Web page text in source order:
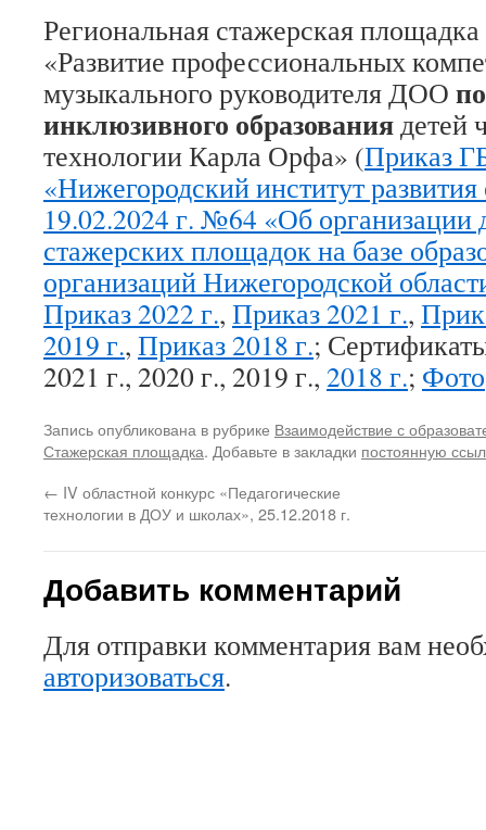
Региональная стажерская
«Развитие профессиональных
музыкального руководителя ДОО
инклюзивного образованиядетей
технологии Карла Орфа» (Приказ
«Нижегородский институт развития
19.02.2024 г. №64 «Об организации
стажерских площадок на базе
организаций Нижегородской
Приказ 2022 г., Приказ 2021 г.,
2019 г., Приказ 2018 г.;
2021 г., 2020 г., 2019 г., 2018 г.;
Запись опубликована в рубрике Взаимодействие с
Стажерская площадка. Добавьте в закладки постоянную
← IV областной конкурс «Педагогические
технологии в ДОУ и школах», 25.12.2018 г.
Добавить комментарий
Для отправки комментария вам
авторизоваться.